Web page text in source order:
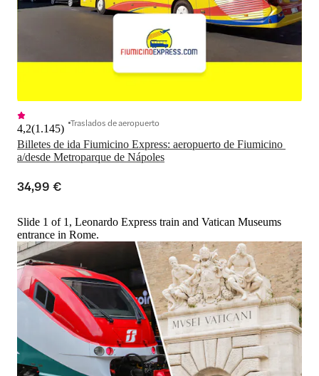
Billetes de ida Fiumicino Express: aeropuerto de Fiumicino
a/desde Metroparque de Nápoles
4,2(1.145) Traslados de aeropuerto
34,99 €
Slide 1 of 1, Leonardo Express train and Vatican Museums
entrance in Rome.